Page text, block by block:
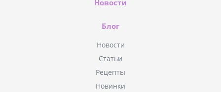
Новости
Блог
Новости
Статьи
Рецепты
Новинки